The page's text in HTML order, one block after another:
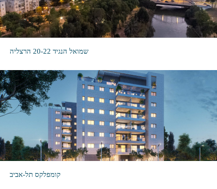
שמואל הנגיד 20-22 הרצליה
קומפלקס תל-אביב